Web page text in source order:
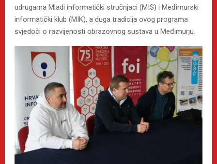
udrugama Mladi informatički stručnjaci (MIS) i Međimurski
informatički klub (MIK), a duga tradicija ovog programa
svjedoči o razvijenosti obrazovnog sustava u Međimurju.